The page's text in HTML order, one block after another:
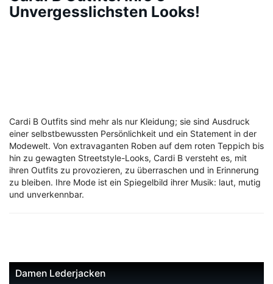
Unvergesslichsten Looks!
Cardi B Outfits sind mehr als nur Kleidung; sie sind Ausdruck
einer selbstbewussten Persönlichkeit und ein Statement in der
Modewelt. Von extravaganten Roben auf dem roten Teppich bis
hin zu gewagten Streetstyle-Looks, Cardi B versteht es, mit
ihren Outfits zu provozieren, zu überraschen und in Erinnerung
zu bleiben. Ihre Mode ist ein Spiegelbild ihrer Musik: laut, mutig
und unverkennbar.
Damen Lederjacken